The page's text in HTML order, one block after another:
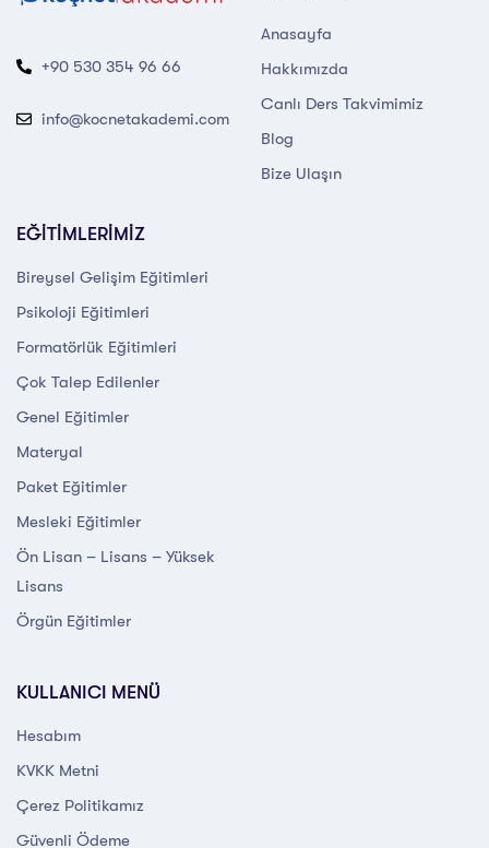
+90 530 354 96 66
info@kocnetakademi.com
Anasayfa
Hakkımızda
Canlı Ders Takvimimiz
Blog
Bize Ulaşın
EĞİTİMLERİMİZ
Bireysel Gelişim Eğitimleri
Psikoloji Eğitimleri
Formatörlük Eğitimleri
Çok Talep Edilenler
Genel Eğitimler
Materyal
Paket Eğitimler
Mesleki Eğitimler
Ön Lisan – Lisans – Yüksek
Lisans
Örgün Eğitimler
KULLANICI MENÜ
Hesabım
KVKK Metni
Çerez Politikamız
Güvenli Ödeme